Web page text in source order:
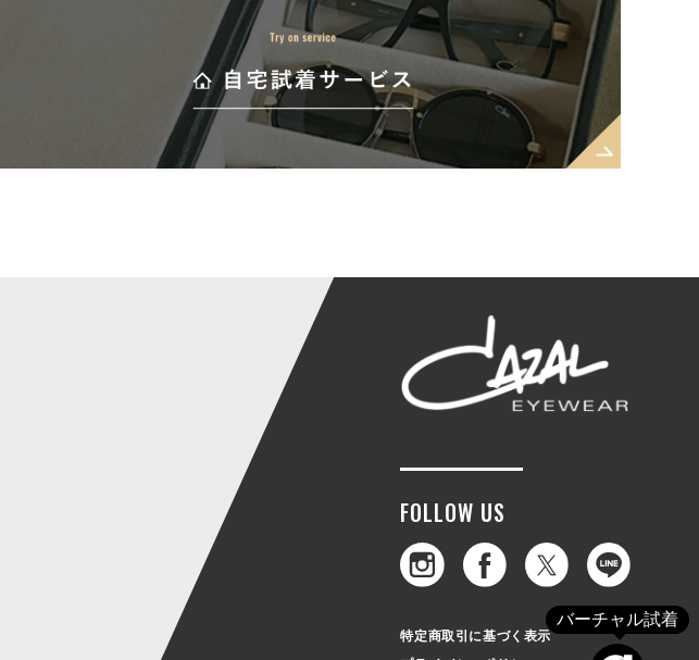
FOLLOW US
特定商取引に基づく表示
バーチャル試着